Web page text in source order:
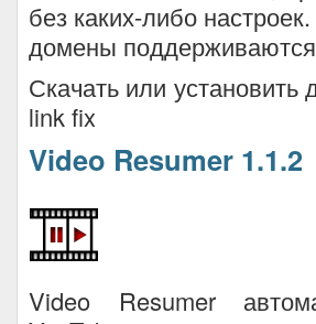
без каких-либо
домены
Скачать или
link fix
Video Resumer 1.1.2
Video Resumer